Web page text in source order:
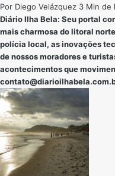
Por Diego Velázquez 3 Min de
Diário Ilha Bela: Seu portal
mais charmosa do litoral
polícia local, as inovações
de nossos moradores e
acontecimentos que